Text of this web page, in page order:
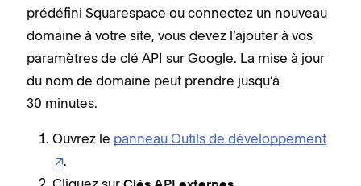
prédéfini Squarespace ou connectez un nouveau
domaine à votre site, vous devez l’ajouter à vos
paramètres de clé API sur Google. La mise à jour
du nom de domaine peut prendre jusqu’à
30 minutes.
Ouvrez le panneau Outils de développement
.